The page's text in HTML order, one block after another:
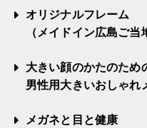
オリジナルフレーム
（メイドイン広島ご当
大きい顔のかたのため
男性用大きいおしゃれ
メガネと目と健康